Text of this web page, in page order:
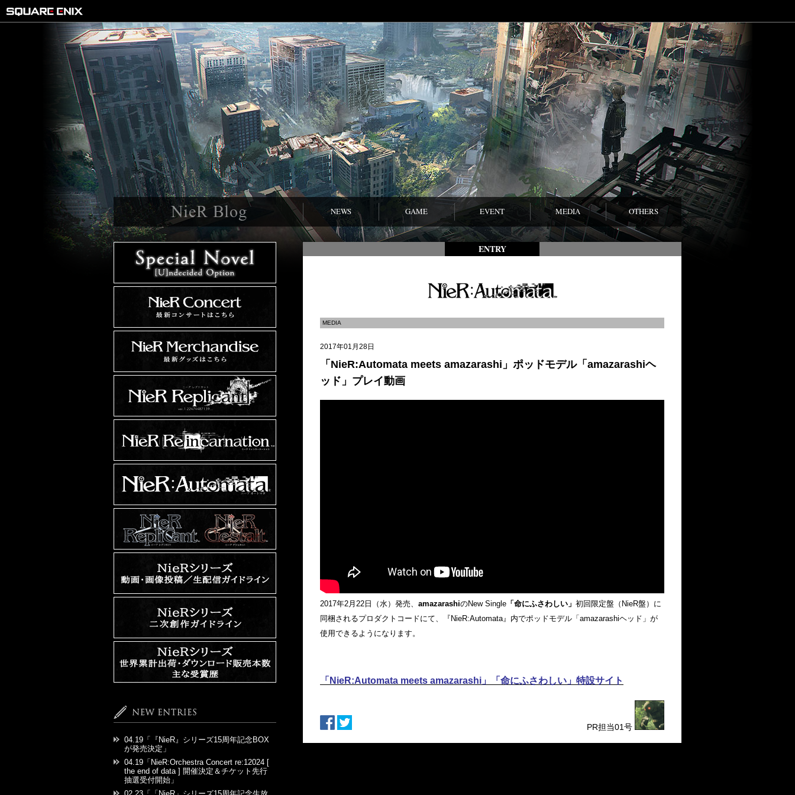
NEWS GAME EVENT MEDIA OTHERS
ENTRY
MEDIA
2017年01月28日
「NieR:Automata meets amazarashi」ポッドモデル「amazarashiヘ
ッド」プレイ動画
2017年2月22日（水）発売、 amazarashiのNew Single 「命にふさわしい」 初回限定盤（NieR盤）に
同梱されるプロダクトコードにて、『NieR:Automata』内でポッドモデル「amazarashiヘッド」が
使用できるようになります。
「NieR:Automata meets amazarashi」「命にふさわしい」特設サイト
PR担当01号
04.19 「『NieR』シリーズ15周年記念BOX
が発売決定」
04.19 「NieR:Orchestra Concert re:12024 [
the end of data ] 開催決定＆チケット先行
抽選受付開始」